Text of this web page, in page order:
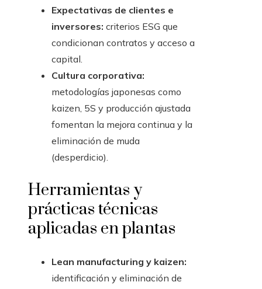
Expectativas de clientes e
inversores: criterios ESG que
condicionan contratos y acceso a
capital.
Cultura corporativa:
metodologías japonesas como
kaizen, 5S y producción ajustada
fomentan la mejora continua y la
eliminación de muda
(desperdicio).
Herramientas y
prácticas técnicas
aplicadas en plantas
Lean manufacturing y kaizen:
identificación y eliminación de